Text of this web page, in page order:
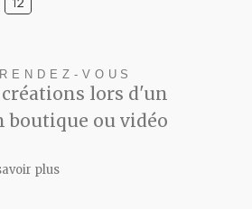
VOUS
lors d'un
boutique ou vidéo
plus